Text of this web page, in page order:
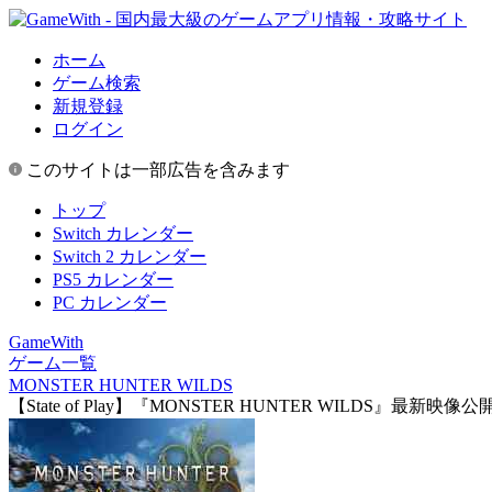
ホーム
ゲーム検索
新規登録
ログイン
このサイトは一部広告を含みます
トップ
Switch カレンダー
Switch 2 カレンダー
PS5 カレンダー
PC カレンダー
GameWith
ゲーム一覧
MONSTER HUNTER WILDS
【State of Play】『MONSTER HUNTER WILDS』最新映像公